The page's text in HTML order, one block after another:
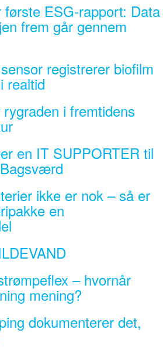
første ESG-rapport: Data
frem går gennem
registrerer biofilm
realtid
i fremtidens
en IT SUPPORTER til
ikke er nok – så er
en
– hvornår
mening?
dokumenterer det,